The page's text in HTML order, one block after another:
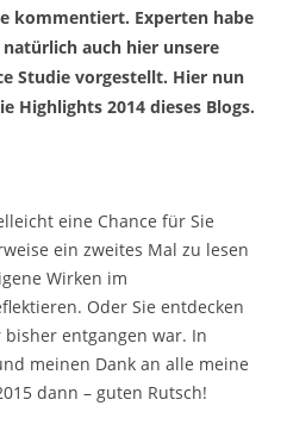
kommentiert. Experten habe
auch hier unsere
Studie vorgestellt. Hier nun
Highlights 2014 dieses Blogs.
eine Chance für Sie
ein zweites Mal zu lesen
Wirken im
Oder Sie entdecken
entgangen war. In
meinen Dank an alle meine
dann – guten Rutsch!